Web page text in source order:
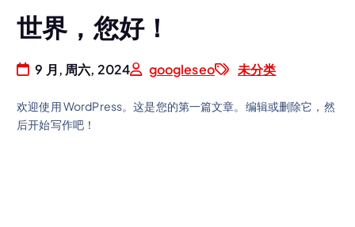
世界，您好！
9 月, 周六, 2024 googleseo 未分类
欢迎使用 WordPress。这是您的第一篇文章。编辑或删除它，然
后开始写作吧！